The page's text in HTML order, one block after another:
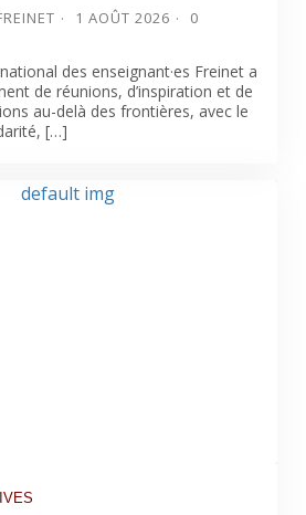
1 AOÛT 2026
0
des enseignant·es Freinet a
de réunions, d’inspiration et de
au-delà des frontières, avec le
[…]